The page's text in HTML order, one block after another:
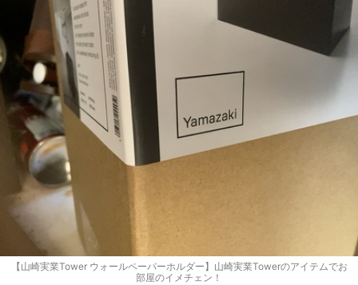
【山崎実業Tower ウォールペーパーホルダー】山崎実業Towerのアイテムでお
部屋のイメチェン！